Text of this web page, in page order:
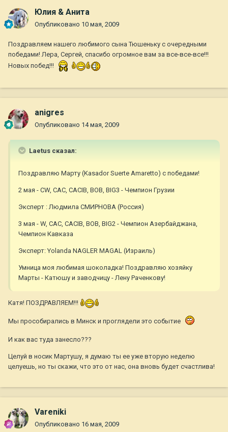
Юлия & Анита
Опубликовано 10 мая, 2009
Поздравляем нашего любимого сына Тюшеньку с очередными
победами! Лера, Сергей, спасибо огромное вам за все-все-все!!!
Новых побед!!!
anigres
Опубликовано 14 мая, 2009
Laetus сказал:
Поздравляю Марту (Kasador Suerte Amaretto) с победами!
2 мая - CW, CAC, CACIB, BOB, BIG3 - Чемпион Грузии
Эксперт : Людмила СМИРНОВА (Россия)
3 мая - W, CAC, CACIB, BOB, BIG2 - Чемпион Азербайджана,
Чемпион Кавказа
Эксперт: Yolanda NAGLER MAGAL (Израиль)
Умница моя любимая шоколадка! Поздравляю хозяйку
Марты - Катюшу и заводчицу - Лену Раченкову!
Катя! ПОЗДРАВЛЯЕМ!!!
Мы прособирались в Минск и проглядели это событие
И как вас туда занесло???
Целуй в носик Мартушу, я думаю ты ее уже вторую неделю
целуешь, но ты скажи, что это от нас, она вновь будет счастлива!
Vareniki
Опубликовано 16 мая, 2009